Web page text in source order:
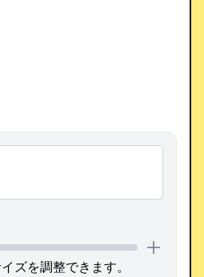
ズを調整できます。